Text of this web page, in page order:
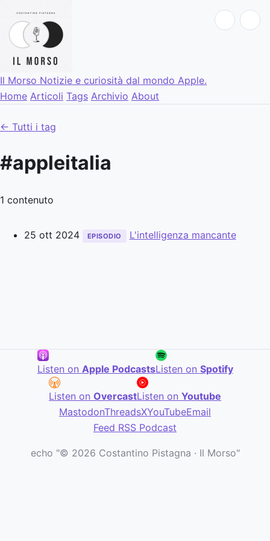
Il Morso Notizie e curiosità dal mondo Apple.
Home Articoli Tags Archivio About
← Tutti i tag
#appleitalia
1 contenuto
25 ott 2024 EPISODIO L'intelligenza mancante
Listen on Apple PodcastsListen on Spotify
Listen on OvercastListen on Youtube
MastodonThreadsXYouTubeEmail
Feed RSS Podcast
echo "© 2026 Costantino Pistagna · Il Morso"